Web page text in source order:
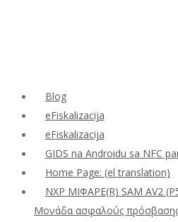
Blog
eFiskalizacija
eFiskalizacija
GIDS na Androidu sa NFC
Home Page: (el translation)
NXP ΜΙΦΑΡΕ(R) SAM AV2
Μονάδα ασφαλούς